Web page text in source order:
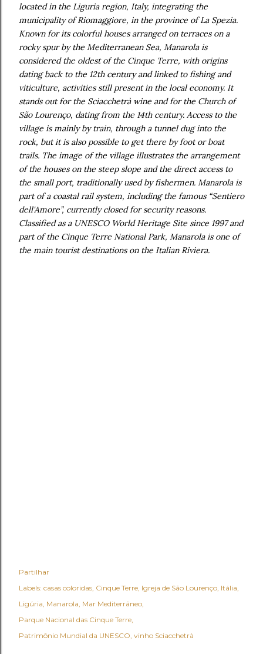
located in the Liguria region, Italy, integrating the
municipality of Riomaggiore, in the province of La Spezia.
Known for its colorful houses arranged on terraces on a
rocky spur by the Mediterranean Sea, Manarola is
considered the oldest of the Cinque Terre, with origins
dating back to the 12th century and linked to fishing and
viticulture, activities still present in the local economy. It
stands out for the Sciacchetrà wine and for the Church of
São Lourenço, dating from the 14th century. Access to the
village is mainly by train, through a tunnel dug into the
rock, but it is also possible to get there by foot or boat
trails. The image of the village illustrates the arrangement
of the houses on the steep slope and the direct access to
the small port, traditionally used by fishermen. Manarola is
part of a coastal rail system, including the famous “Sentiero
dell'Amore”, currently closed for security reasons.
Classified as a UNESCO World Heritage Site since 1997 and
part of the Cinque Terre National Park, Manarola is one of
the main tourist destinations on the Italian Riviera.
Partilhar
Labels: casas coloridas Cinque Terre Igreja de São Lourenço Itália
Ligúria Manarola Mar Mediterrâneo
Parque Nacional das Cinque Terre
Patrimônio Mundial da UNESCO vinho Sciacchetrà